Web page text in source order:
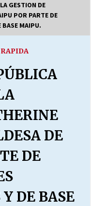
de luz… ¿Y
69 AÑOS DE
DC” SALUDA EL
CLIMA
Carmen de Maipu.
GESTION DE
POR PARTE DE
BASE MAIPU.
DE
DE
DE BASE